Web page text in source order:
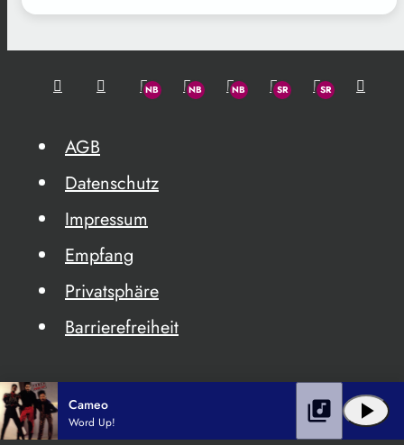
AGB
Datenschutz
Impressum
Empfang
Privatsphäre
Barrierefreiheit
Cameo
Word Up! play_arrow
library_music